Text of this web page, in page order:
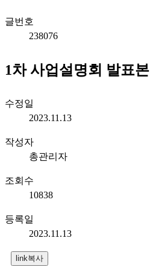
글번호
238076
1차 사업설명회 발표본
수정일
2023.11.13
작성자
총관리자
조회수
10838
등록일
2023.11.13